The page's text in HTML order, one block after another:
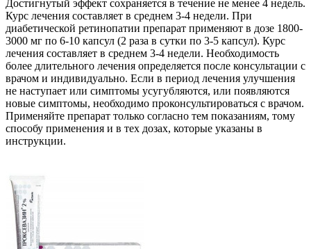
Достигнутый эффект сохраняется в течение не менее 4 недель.
Курс лечения составляет в среднем 3-4 недели. При
диабетической ретинопатии препарат применяют в дозе 1800-
3000 мг по 6-10 капсул (2 раза в сутки по 3-5 капсул). Курс
лечения составляет в среднем 3-4 недели. Необходимость
более длительного лечения определяется после консультации с
врачом и индивидуально. Если в период лечения улучшения
не наступает или симптомы усугубляются, или появляются
новые симптомы, необходимо проконсультироваться с врачом.
Применяйте препарат только согласно тем показаниям, тому
способу применения и в тех дозах, которые указаны в
инструкции.